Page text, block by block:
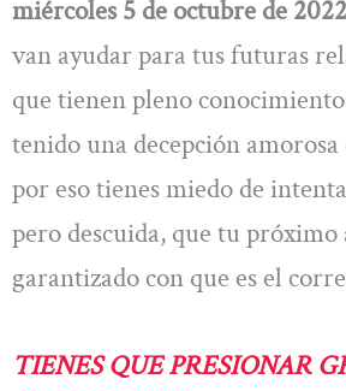
miércoles 5 de octubre de 2022
van ayudar para tus futuras
que tienen pleno
tenido una decepción amorosa
por eso tienes miedo de
pero descuida, que tu próximo
garantizado con que es el
TIENES QUE PRESIONAR